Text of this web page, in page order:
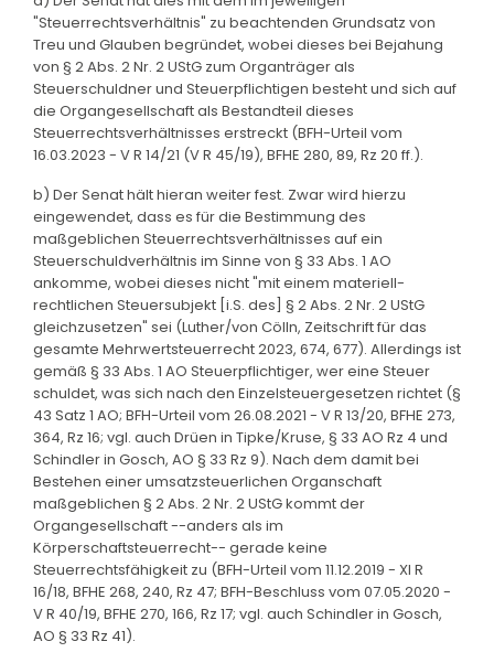
"Steuerrechtsverhältnis" zu beachtenden Grundsatz von
Treu und Glauben begründet, wobei dieses bei Bejahung
von § 2 Abs. 2 Nr. 2 UStG zum Organträger als
Steuerschuldner und Steuerpflichtigen besteht und sich auf
die Organgesellschaft als Bestandteil dieses
Steuerrechtsverhältnisses erstreckt (BFH-Urteil vom
16.03.2023 - V R 14/21 (V R 45/19), BFHE 280, 89, Rz 20 ff.).
b) Der Senat hält hieran weiter fest. Zwar wird hierzu
eingewendet, dass es für die Bestimmung des
maßgeblichen Steuerrechtsverhältnisses auf ein
Steuerschuldverhältnis im Sinne von § 33 Abs. 1 AO
ankomme, wobei dieses nicht "mit einem materiell-
rechtlichen Steuersubjekt [i.S. des] § 2 Abs. 2 Nr. 2 UStG
gleichzusetzen" sei (Luther/von Cölln, Zeitschrift für das
gesamte Mehrwertsteuerrecht 2023, 674, 677). Allerdings ist
gemäß § 33 Abs. 1 AO Steuerpflichtiger, wer eine Steuer
schuldet, was sich nach den Einzelsteuergesetzen richtet (§
43 Satz 1 AO; BFH-Urteil vom 26.08.2021 - V R 13/20, BFHE 273,
364, Rz 16; vgl. auch Drüen in Tipke/Kruse, § 33 AO Rz 4 und
Schindler in Gosch, AO § 33 Rz 9). Nach dem damit bei
Bestehen einer umsatzsteuerlichen Organschaft
maßgeblichen § 2 Abs. 2 Nr. 2 UStG kommt der
Organgesellschaft --anders als im
Körperschaftsteuerrecht-- gerade keine
Steuerrechtsfähigkeit zu (BFH-Urteil vom 11.12.2019 - XI R
16/18, BFHE 268, 240, Rz 47; BFH-Beschluss vom 07.05.2020 -
V R 40/19, BFHE 270, 166, Rz 17; vgl. auch Schindler in Gosch,
AO § 33 Rz 41).